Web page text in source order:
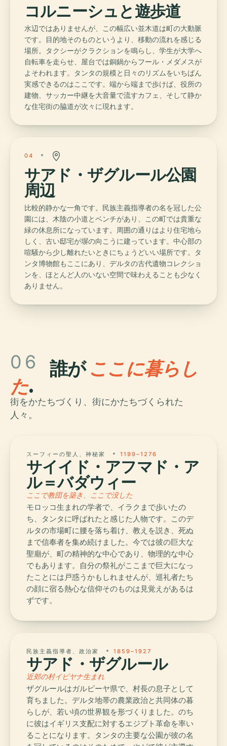
コルニーシュと遊歩道
水辺ではありませんが、この幅広い並木道は町の大動脈
です。目的地そのものというより、移動の流れを感じる
場所。タクシーがクラクションを鳴らし、学生が大学へ
自転車を走らせ、屋台では銅鍋からフール・メダメスが
よそわれます。タンタの規模と日々のリズムをいちばん
実感できるのはここです。端から端まで歩けば、役所の
建物、サッカー中継を大音量で流すカフェ、そして静か
な住宅街の脇道が次々に現れます。
04
サアド・ザグルール公園
周辺
比較的静かな一角です。民族主義指導者の名を冠した公
園には、木陰の小道とベンチがあり、この町では貴重な
緑の休息所になっています。周囲の通りはより住宅地ら
しく、古い邸宅が塀の向こうに建っています。中心部の
喧騒から少し離れたいときにちょうどいい場所です。タ
ンタ博物館もここにあり、デルタの古代遺物コレクショ
ンを、ほとんど人のいない空間で味わえることも少なく
ありません。
06 誰がここに暮らし
た.
街をかたちづくり、街にかたちづくられた
人々。
スーフィーの聖人、神秘家 1199–1276
サイイド・アフマド・ア
ル＝バダウィー
ここで教団を築き、ここで没した
モロッコ生まれの学者で、イラクまで歩いたの
ち、タンタに呼ばれたと感じた人物です。このデ
ルタの市場町に腰を落ち着け、教えを説き、死ぬ
まで信奉者を集め続けました。今では彼の巨大な
聖廟が、町の精神的な中心であり、物理的な中心
でもあります。自分の祭礼がここまで巨大になっ
たことには戸惑うかもしれませんが、巡礼者たち
の顔に宿る熱心な信仰そのものは見覚えがあるは
ずです。
民族主義指導者、政治家 1859–1927
サアド・ザグルール
近郊の村イビヤナ生まれ
ザグルールはガルビーヤ県で、村長の息子として
育ちました。デルタ地帯の農業政治と共同体の暮
らしが、若い頃の世界観を形づくりました。のち
に彼はイギリス支配に対するエジプト革命を率い
ることになります。タンタの主要な公園が彼の名